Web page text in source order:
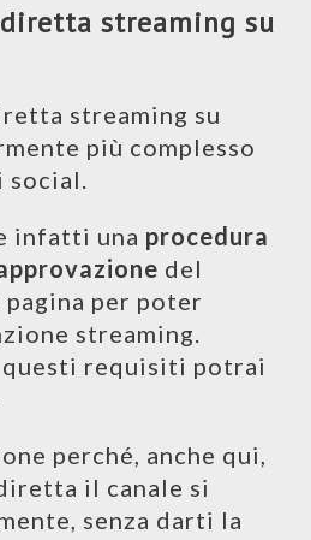
streaming su
streaming su
più complesso
infatti una procedura
del
per poter
streaming.
requisiti potrai
perché, anche qui,
il canale si
senza darti la